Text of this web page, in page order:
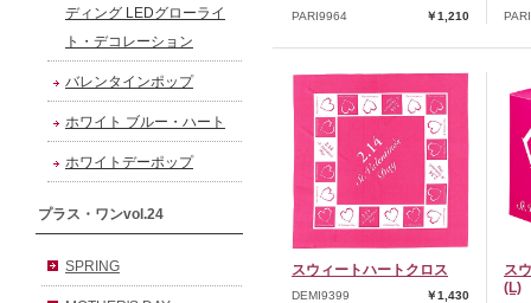
ディング LEDグローライ
ト・デコレーション
バレンタインポップ
ホワイト ブルー・ハート
ホワイトデーポップ
プラス・ワンvol.24
SPRING
PARI9964 ￥1,210
スウィートハートクロス
DEMI9399 ￥1,430
ス
(L)